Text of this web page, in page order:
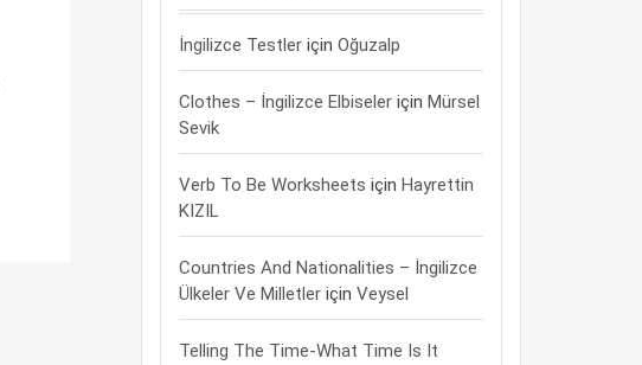
İngilizce Testler için Oğuzalp
Clothes – İngilizce Elbiseler için Mürsel
Sevik
Verb To Be Worksheets için Hayrettin
KIZIL
Countries And Nationalities – İngilizce
Ülkeler Ve Milletler için Veysel
Telling The Time-What Time Is It